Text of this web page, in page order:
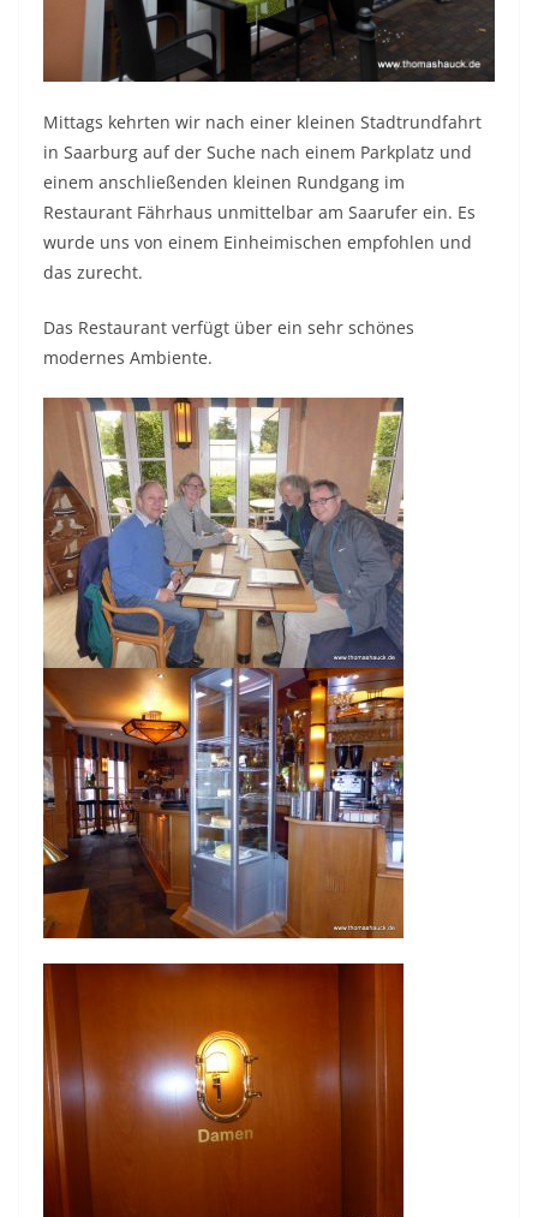
Mittags kehrten wir nach einer kleinen Stadtrundfahrt
in Saarburg auf der Suche nach einem Parkplatz und
einem anschließenden kleinen Rundgang im
Restaurant Fährhaus unmittelbar am Saarufer ein. Es
wurde uns von einem Einheimischen empfohlen und
das zurecht.
Das Restaurant verfügt über ein sehr schönes
modernes Ambiente.